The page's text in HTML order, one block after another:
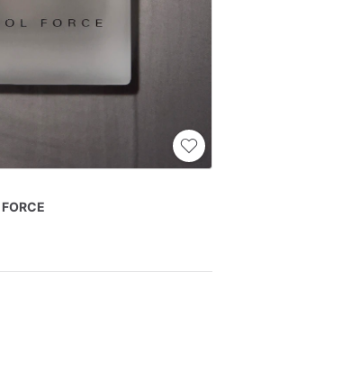
FORCE